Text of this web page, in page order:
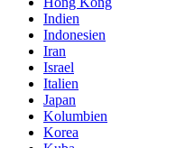
Indien
Indonesien
Iran
Israel
Italien
Japan
Kolumbien
Korea